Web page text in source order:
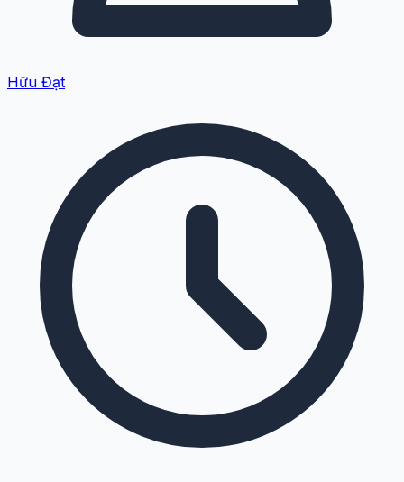
Hữu Đạt